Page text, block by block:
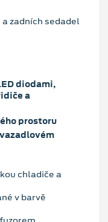
zadních sedadel
diodami,
a
prostoru
chladiče a
v barvě